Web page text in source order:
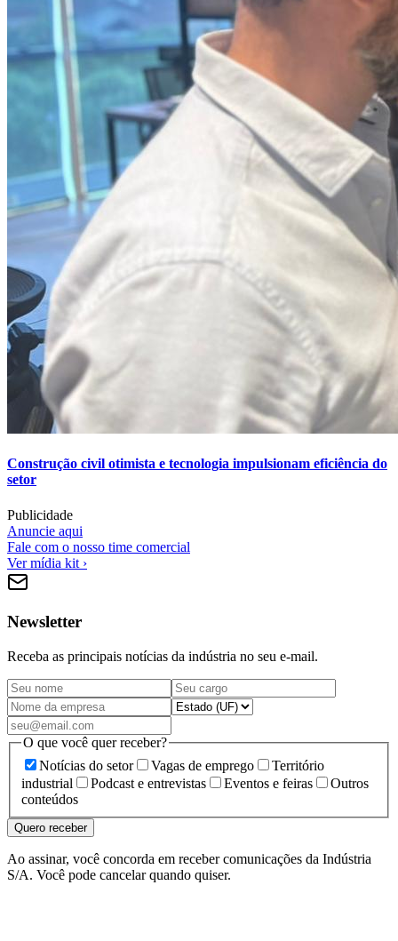
Construção civil otimista e tecnologia impulsionam eficiência do
setor
Publicidade
Anuncie aqui
Fale com o nosso time comercial
Ver mídia kit ›
Newsletter
Receba as principais notícias da indústria no seu e-mail.
O que você quer receber?
Notícias do setor
Vagas de emprego
Território
industrial
Podcast e entrevistas Eventos e feiras
Outros
conteúdos
Quero receber
Ao assinar, você concorda em receber comunicações da Indústria
S/A. Você pode cancelar quando quiser.